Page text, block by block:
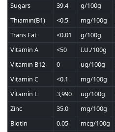
Sugars
39.4 g/100g
Thiamin(B1)
<0.5 mg/100g
Trans Fat
<0.01 g/100g
Vitamin A
<50 I.U./100g
Vitamin B12
0 ug/100g
Vitamin C
<0.1 mg/100g
Vitamin E
3,990 ug/100g
Zinc
35.0 mg/100g
Blotln
0.05 mcg/100g